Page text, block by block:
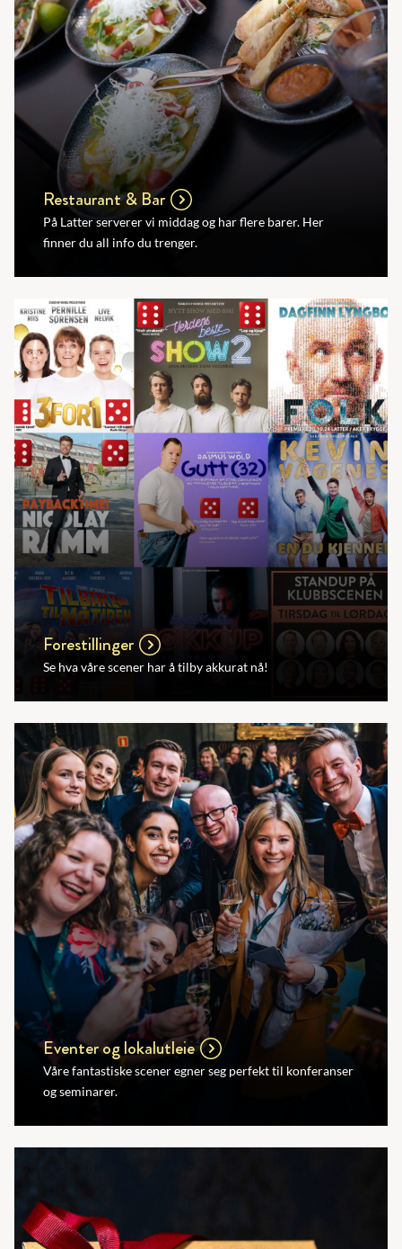
Restaurant & Bar
På Latter serverer vi middag og har flere barer. Her
finner du all info du trenger.
Forestillinger
Se hva våre scener har å tilby akkurat nå!
Eventer og lokalutleie
Våre fantastiske scener egner seg perfekt til konferanser
og seminarer.